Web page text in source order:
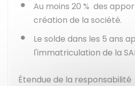
Au moins 20 % des
création de la société.
Le solde dans les 5 ans
l'immatriculation de la
Étendue de la responsabilité